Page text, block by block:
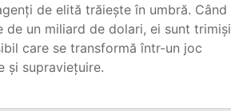
de elită trăiește în umbră. Când
de un miliard de dolari, ei sunt trimiși
care se transformă într-un joc
și supraviețuire.